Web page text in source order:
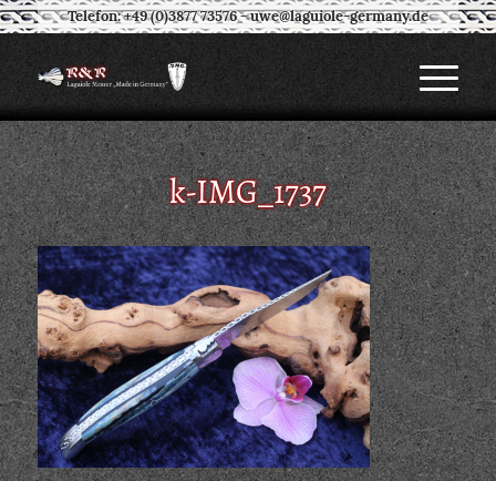
Telefon: +49 (0)3877 73576-uwe@laguiole-germany.de
k-IMG_1737